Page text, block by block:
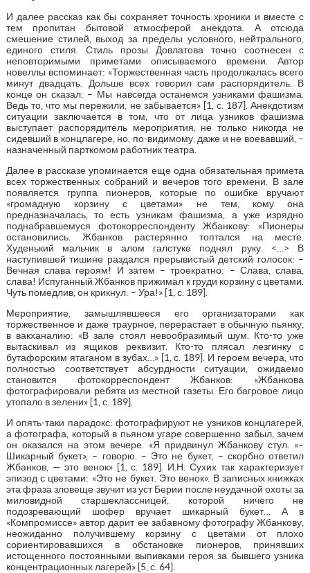
И далее рассказ как бы сохраняет точность хроники и вместе с
тем пропитан бытовой атмосферой анекдота. А отсюда
смешение стилей, выход за пределы условного, нейтрального,
единого стиля. Стиль прозы Довлатова точно соотнесен с
неповторимыми приметами описываемого времени. Автор
новеллы вспоминает: «Торжественная часть продолжалась всего
минут двадцать. Дольше всех говорил сам распорядитель. В
конце он сказал: – Мы навсегда останемся узниками фашизма.
Ведь то, что мы пережили, не забывается» [1, с. 187]. Анекдотизм
ситуации заключается в том, что от лица узников фашизма
выступает распорядитель мероприятия, не только никогда не
сидевший в концлагере, но, по-видимому, даже и не воевавший, –
назначенный парткомом работник театра.
Далее в рассказе упоминается еще одна обязательная примета
всех торжественных собраний и вечеров того времени. В зале
появляется группа пионеров, которые по ошибке вручают
«громадную корзину с цветами» не тем, кому она
предназначалась, то есть узникам фашизма, а уже изрядно
поднабравшемуся фотокорреспонденту Жбанкову: «Пионеры
остановились. Жбанков растерянно топтался на месте.
Худенький мальчик в алом галстуке поднял руку. <…> В
наступившей тишине раздался прерывистый детский голосок: –
Вечная слава героям! И затем – троекратно: – Слава, слава,
слава! Испуганный Жбанков прижимал к груди корзину с цветами.
Чуть помедлив, он крикнул: – Ура!» [1, с. 189].
Мероприятие, замышлявшееся его организаторами как
торжественное и даже траурное, перерастает в обычную пьянку,
в вакханалию: «В зале стоял невообразимый шум. Кто-то уже
вытаскивал из ящиков реквизит. Кто-то плясал лезгинку с
бутафорским ятаганом в зубах…» [1, с. 189]. И героем вечера, что
полностью соответствует абсурдности ситуации, ожидаемо
становится фотокорреспондент Жбанков: «Жбанкова
фотографировали ребята из местной газеты. Его багровое лицо
утопало в зелени» [1, с. 189].
И опять-таки парадокс: фотографируют не узников концлагерей,
а фотографа, который в пьяном угаре совершенно забыл, зачем
он оказался на этом вечере. «Я придвинул Жбанкову стул. «–
Шикарный букет», – говорю. – Это не букет, – скорбно ответил
Жбанков, — это венок» [1, с. 189]. И.Н. Сухих так характеризует
эпизод с цветами: «Это не букет. Это венок». В записных книжках
эта фраза зловеще звучит из уст Берии после неудачной охоты за
миловидной старшеклассницей, которой ничего не
подозревающий шофер вручает шикарный букет… А в
«Компромиссе» автор дарит ее забавному фотографу Жбанкову,
неожиданно получившему корзину с цветами от плохо
сориентировавшихся в обстановке пионеров, принявших
истощенного постоянными выпивками героя за бывшего узника
концентрационных лагерей» [5, с. 64].